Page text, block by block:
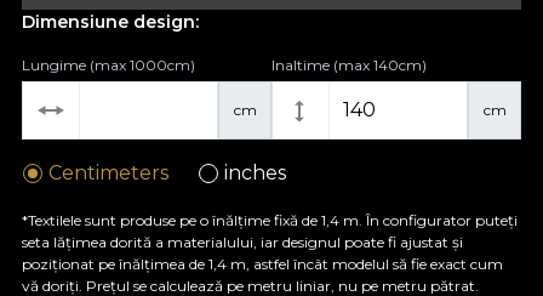
Dimensiune design:
cm
Lungime (max 1000cm)
cm
Inaltime (max 140cm)
Centimeters inches
*Textilele sunt produse pe o înălțime fixă de 1,4 m. În configurator puteți
seta lățimea dorită a materialului, iar designul poate fi ajustat și
poziționat pe înălțimea de 1,4 m, astfel încât modelul să fie exact cum
vă doriți. Prețul se calculează pe metru liniar, nu pe metru pătrat.